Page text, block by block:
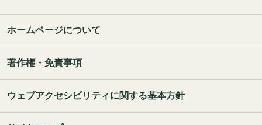
ホームページについて
著作権・免責事項
ウェブアクセシビリティに関する基本方針